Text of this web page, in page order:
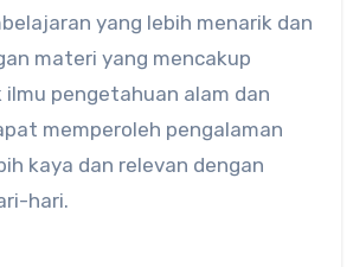
yang lebih menarik dan
materi yang mencakup
ilmu pengetahuan alam dan
memperoleh pengalaman
kaya dan relevan dengan
hari.